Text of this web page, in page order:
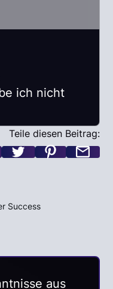
ich nicht
Teile diesen Beitrag:
Success
aus